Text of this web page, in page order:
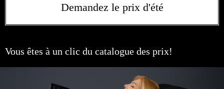
Demandez le prix d'été
Vous êtes à un clic du catalogue des prix!